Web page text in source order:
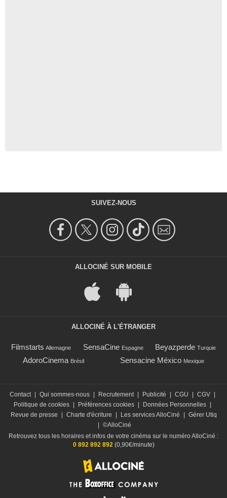
SUIVEZ-NOUS
ALLOCINÉ SUR MOBILE
ALLOCINÉ À L'ÉTRANGER
Filmstarts Allemagne SensaCine Espagne Beyazperde Turquie
AdoroCinema Brésil Sensacine México Mexique
Contact | Qui sommes-nous | Recrutement | Publicité | CGU | CGV |
Politique de cookies | Préférences cookies | Données Personnelles |
Revue de presse
| Charte d'écriture | Les services AlloCiné | Gérer Utiq
| ©AlloCiné
Retrouvez tous les horaires et infos de votre cinéma sur le numéro AlloCiné :
0 892 892 892(0,90€/minute)